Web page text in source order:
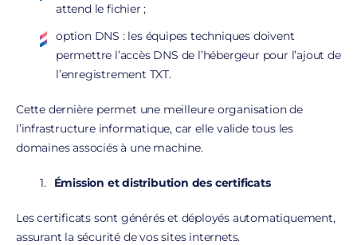
attend le fichier ;
option DNS : les équipes techniques doivent
permettre l’accès DNS de l’hébergeur pour l’ajout de
l’enregistrement TXT.
Cette dernière permet une meilleure organisation de
l’infrastructure informatique, car elle valide tous les
domaines associés à une machine.
Émission et distribution des certificats
Les certificats sont générés et déployés automatiquement,
assurant la sécurité de vos sites internets.